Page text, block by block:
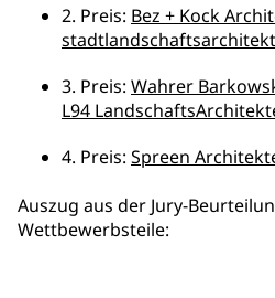
2. Preis: Bez + Kock
3. Preis: Wahrer
L94
4. Preis: Spreen
Auszug aus der Jury-
Wettbewerbsteile: